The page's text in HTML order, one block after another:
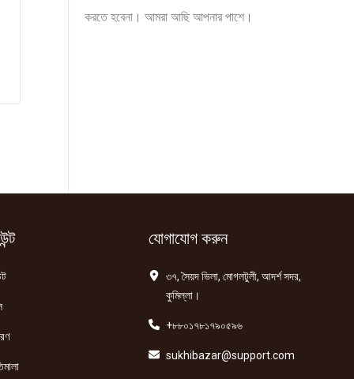
করতে হবেনা। আমরা আছি আপনার পাশে।
যোগাযোগ করুন
৩৭, সৈয়দ ভিলা, মোগলটুলী, আদর্শ সদর,
কুমিল্লা।
+৮৮০১৭৮১৭৯০৫৯৬
sukhibazar@support.com